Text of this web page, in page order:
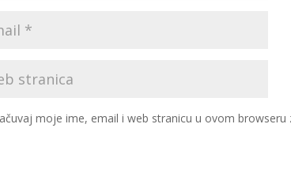
moje ime, email i web stranicu u ovom browseru